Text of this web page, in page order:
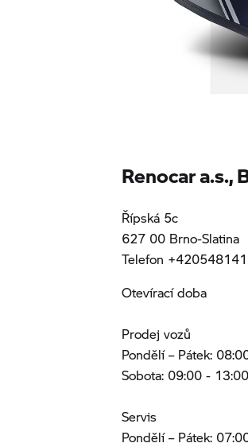
Renocar a.s.,
Řípská 5c
627 00 Brno-Slatina
Telefon
Otevírací doba
Prodej vozů
Pondělí – Pátek:
Sobota: 09:00 - 13:00
Servis
Pondělí – Pátek: